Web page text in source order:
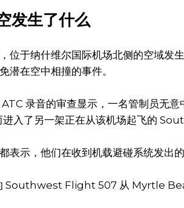
发生了什么
位于纳什维尔国际机场北侧的空域
潜在空中相撞的事件。
ATC 录音的审查显示，一名管制员
进入了另一架正在从该机场起飞的
表示，他们在收到机载避碰系统发出
Southwest Flight 507 从 Myrtle